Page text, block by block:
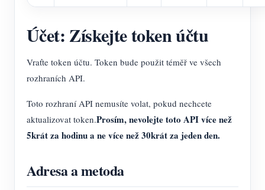
Účet: Získejte token účtu
Vraťte token účtu. Token bude použit téměř ve všech
rozhraních API.
Toto rozhraní API nemusíte volat, pokud nechcete
aktualizovat token.Prosím, nevolejte toto API více než
5krát za hodinu a ne více než 30krát za jeden den.
Adresa a metoda